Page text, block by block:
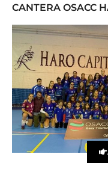
CANTERA OSACC